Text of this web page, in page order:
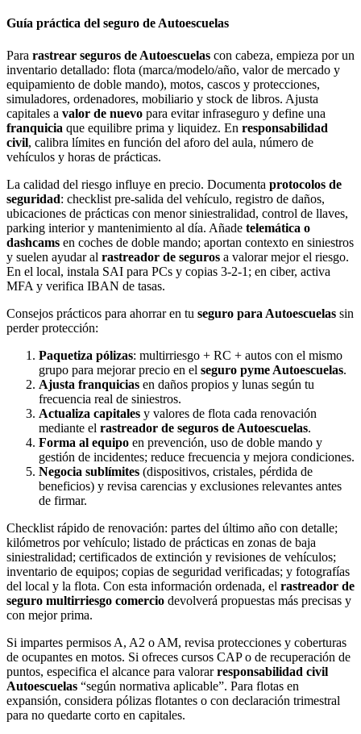
Guía práctica del seguro de Autoescuelas
Para rastrear seguros de Autoescuelas con cabeza, empieza por un
inventario detallado: flota (marca/modelo/año, valor de mercado y
equipamiento de doble mando), motos, cascos y protecciones,
simuladores, ordenadores, mobiliario y stock de libros. Ajusta
capitales a valor de nuevo para evitar infraseguro y define una
franquicia que equilibre prima y liquidez. En responsabilidad
civil, calibra límites en función del aforo del aula, número de
vehículos y horas de prácticas.
La calidad del riesgo influye en precio. Documenta protocolos de
seguridad: checklist pre-salida del vehículo, registro de daños,
ubicaciones de prácticas con menor siniestralidad, control de llaves,
parking interior y mantenimiento al día. Añade telemática o
dashcams en coches de doble mando; aportan contexto en siniestros
y suelen ayudar al rastreador de seguros a valorar mejor el riesgo.
En el local, instala SAI para PCs y copias 3-2-1; en ciber, activa
MFA y verifica IBAN de tasas.
Consejos prácticos para ahorrar en tu seguro para Autoescuelas sin
perder protección:
Paquetiza pólizas: multirriesgo + RC + autos con el mismo
grupo para mejorar precio en el seguro pyme Autoescuelas.
Ajusta franquicias en daños propios y lunas según tu
frecuencia real de siniestros.
Actualiza capitales y valores de flota cada renovación
mediante el rastreador de seguros de Autoescuelas.
Forma al equipo en prevención, uso de doble mando y
gestión de incidentes; reduce frecuencia y mejora condiciones.
Negocia sublímites (dispositivos, cristales, pérdida de
beneficios) y revisa carencias y exclusiones relevantes antes
de firmar.
Checklist rápido de renovación: partes del último año con detalle;
kilómetros por vehículo; listado de prácticas en zonas de baja
siniestralidad; certificados de extinción y revisiones de vehículos;
inventario de equipos; copias de seguridad verificadas; y fotografías
del local y la flota. Con esta información ordenada, el rastreador de
seguro multirriesgo comercio devolverá propuestas más precisas y
con mejor prima.
Si impartes permisos A, A2 o AM, revisa protecciones y coberturas
de ocupantes en motos. Si ofreces cursos CAP o de recuperación de
puntos, especifica el alcance para valorarresponsabilidad civil
Autoescuelas “según normativa aplicable”. Para flotas en
expansión, considera pólizas flotantes o con declaración trimestral
para no quedarte corto en capitales.